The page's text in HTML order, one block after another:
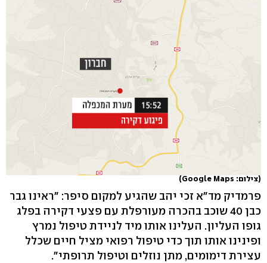
(צילום: Google Maps)
פרמדיק מד"א זכי יהב שהגיע למקום סיפר: "ראינו גבר
כבן 40 שוכב בהכרה מעורפלת עם פצעי דקירה בפלג
גופו העליון. העלינו אותו מיד לניידת טיפול נמרץ
ופינינו אותו תוך כדי טיפול רפואי מציל חיים שכלל
עצירת דימומים, מתן נוזלים וטיפול תרופתי".